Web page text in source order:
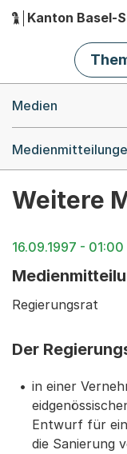
Hauptnavigation
Kanton Basel-
Medien
Weitere
16.09.1997 - 01:00
Regierungsrat
Der
in einer
Entwurf für
die Sanierung